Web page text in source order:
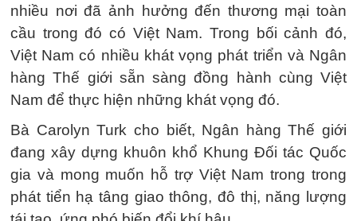
nhiều nơi đã ảnh hưởng đến thương mại toàn
cầu trong đó có Việt Nam. Trong bối cảnh đó,
Việt Nam có nhiều khát vọng phát triển và Ngân
hàng Thế giới sẵn sàng đồng hành cùng Việt
Nam để thực hiện những khát vọng đó.
Bà Carolyn Turk cho biết, Ngân hàng Thế giới
đang xây dựng khuôn khổ Khung Đối tác Quốc
gia và mong muốn hỗ trợ Việt Nam trong trong
phát tiển hạ tâng giao thông, đô thị, năng lượng